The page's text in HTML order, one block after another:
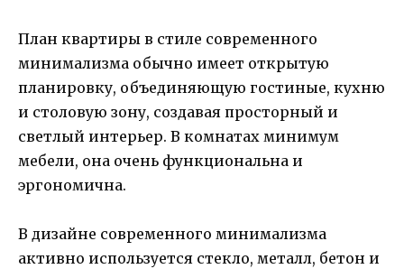
План квартиры в стиле современного
минимализма обычно имеет открытую
планировку, объединяющую гостиные, кухню
и столовую зону, создавая просторный и
светлый интерьер. В комнатах минимум
мебели, она очень функциональна и
эргономична.
В дизайне современного минимализма
активно используется стекло, металл, бетон и